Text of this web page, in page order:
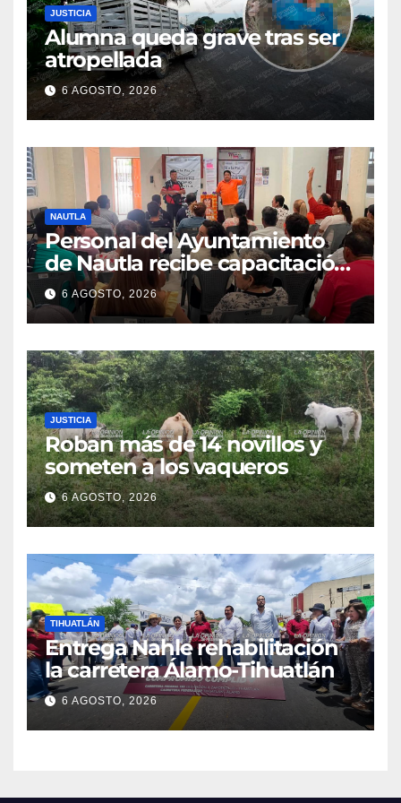
JUSTICIA
Alumna queda grave tras ser
atropellada
6 AGOSTO, 2026
NAUTLA
Personal del Ayuntamiento
de Nautla recibe capacitación
en atención a emergencias
6 AGOSTO, 2026
JUSTICIA
Roban más de 14 novillos y
someten a los vaqueros
6 AGOSTO, 2026
TIHUATLÁN
Entrega Nahle rehabilitación
la carretera Álamo-Tihuatlán
6 AGOSTO, 2026